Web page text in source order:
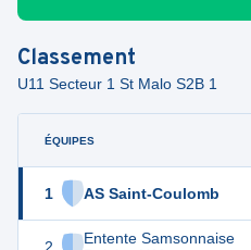
Classement
U11 Secteur 1 St Malo S2B 1
ÉQUIPES
1 AS Saint-Coulomb
Entente Samsonnaise
0
0 0